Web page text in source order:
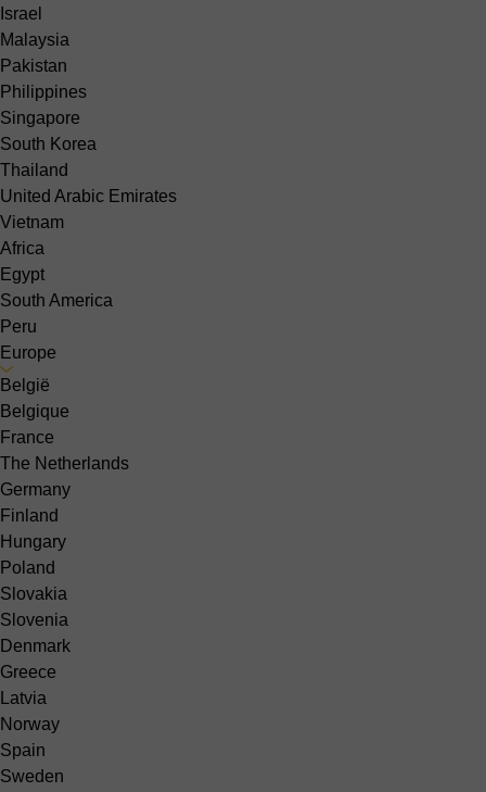
Israel
Malaysia
Pakistan
Philippines
Singapore
South Korea
Thailand
United Arabic Emirates
Vietnam
Africa
Egypt
South America
Peru
Europe
België
Belgique
France
The Netherlands
Germany
Finland
Hungary
Poland
Slovakia
Slovenia
Denmark
Greece
Latvia
Norway
Spain
Sweden